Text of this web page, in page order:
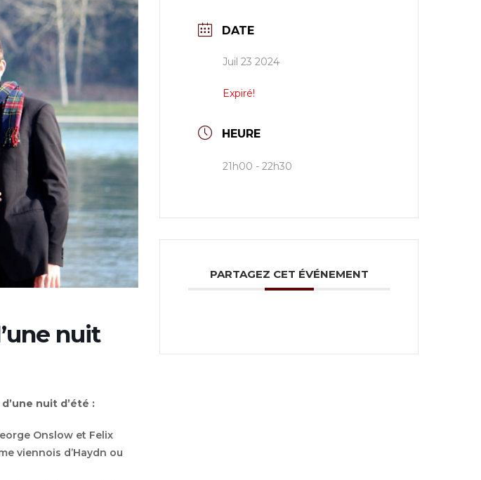
nuit
nuit d’été :
Onslow et Felix
viennois d’Haydn ou
DATE
Juil 23 2024
Expiré!
HEURE
21h00 - 22h30
PARTAGEZ CET ÉVÉNEMENT